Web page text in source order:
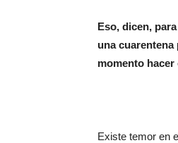
Eso, dicen,
una cuarentena
momento
Existe temor en